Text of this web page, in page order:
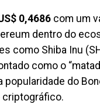
0,4686 com um
dentro do
como Shiba Inu
como o
popularidade do
criptográfico.